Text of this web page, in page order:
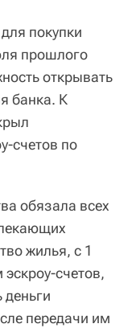
покупки
прошлого
открывать
банка. К
счетов по
обязала всех
жилья, с 1
счетов,
передачи им